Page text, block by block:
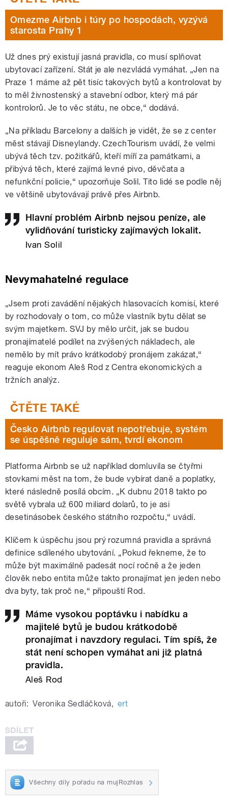
Omezme Airbnb i túry po hospodách, vyzývá
starosta Prahy 1
Už dnes prý existují jasná pravidla, co musí splňovat
ubytovací zařízení. Stát je ale nezvládá vymáhat. „Jen na
Praze 1 máme až pět tisíc takových bytů a kontrolovat by
to měl živnostenský a stavební odbor, který má pár
kontrolorů. Je to věc státu, ne obce,“ dodává.
„Na příkladu Barcelony a dalších je vidět, že se z center
měst stávají Disneylandy. CzechTourism uvádí, že velmi
ubývá těch tzv. požitkářů, kteří míří za památkami, a
přibývá těch, které zajímá levné pivo, děvčata a
nefunkční policie,“ upozorňuje Solil. Tito lidé se podle něj
ve většině ubytovávají právě přes Airbnb.
Hlavní problém Airbnb nejsou peníze, ale
vylidňování turisticky zajímavých lokalit.
Ivan Solil
Nevymahatelné regulace
„Jsem proti zavádění nějakých hlasovacích komisí, které
by rozhodovaly o tom, co může vlastník bytu dělat se
svým majetkem. SVJ by mělo určit, jak se budou
pronajímatelé podílet na zvýšených nákladech, ale
nemělo by mít právo krátkodobý pronájem zakázat,“
reaguje ekonom Aleš Rod z Centra ekonomických a
tržních analýz.
Česko Airbnb regulovat nepotřebuje, systém
se úspěšně reguluje sám, tvrdí ekonom
Platforma Airbnb se už například domluvila se čtyřmi
stovkami měst na tom, že bude vybírat daně a poplatky,
které následně posílá obcím. „K dubnu 2018 takto po
světě vybrala už 600 miliard dolarů, to je asi
desetinásobek českého státního rozpočtu,“ uvádí.
Klíčem k úspěchu jsou prý rozumná pravidla a správná
definice sdíleného ubytování. „Pokud řekneme, že to
může být maximálně padesát nocí ročně a že jeden
člověk nebo entita může takto pronajímat jen jeden nebo
dva byty, tak proč ne,“ připouští Rod.
Máme vysokou poptávku i nabídku a
majitelé bytů je budou krátkodobě
pronajímat i navzdory regulaci. Tím spíš, že
stát není schopen vymáhat ani již platná
pravidla.
Aleš Rod
autoři: Veronika Sedláčková, ert
Všechny díly pořadu na mujRozhlas